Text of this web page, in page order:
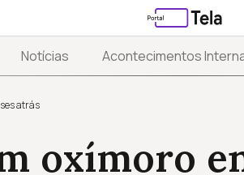
Notícias Acontecimentos
atrás
oxímoro